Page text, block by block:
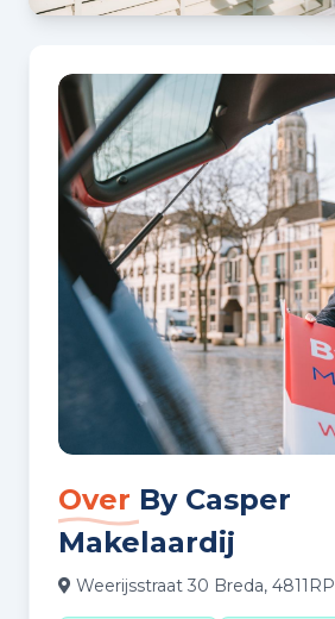
Over By Casper
Makelaardij
Weerijsstraat 30 Breda, 4811RP